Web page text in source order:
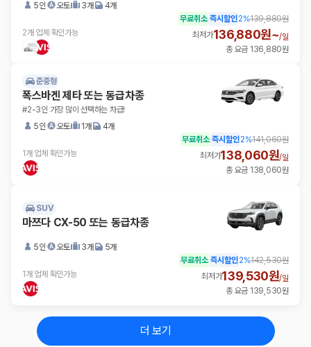
5인
오토 3개 4개
2개 업체 확인가능
무료취소 즉시할인2%139,880원
최저가136,880원~/일
총 요금 136,880원
준중형
폭스바겐 제타 또는 동급차종
#2-3인 가장 많이 선택하는 차급!
5인
오토 1개 4개
1개 업체 확인가능
무료취소 즉시할인2%141,060원
최저가138,060원/일
총 요금 138,060원
SUV
마쯔다 CX-50 또는 동급차종
5인 오토 3개 5개
1개 업체 확인가능
무료취소 즉시할인2%142,530원
최저가139,530원/일
총 요금 139,530원
더 보기